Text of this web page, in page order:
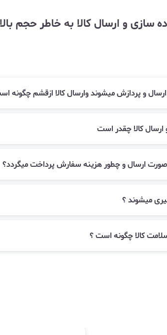
و پردازش میشوند وارسال کالا ازقشم چگونه
ارسال کالا چقدر است
ارسال و چطور هزینه سفارش پرداخت میگردد؟
میشوند ؟
کالا چگونه است ؟